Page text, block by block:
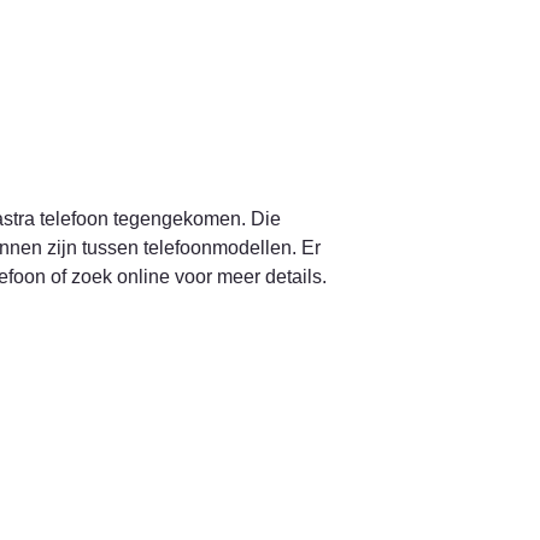
telefoon tegengekomen. Die
zijn tussen telefoonmodellen. Er
of zoek online voor meer details.